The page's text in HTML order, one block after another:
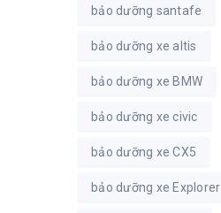
bảo dưỡng santafe
bảo dưỡng xe altis
bảo dưỡng xe BMW
bảo dưỡng xe civic
bảo dưỡng xe CX5
bảo dưỡng xe Explorer